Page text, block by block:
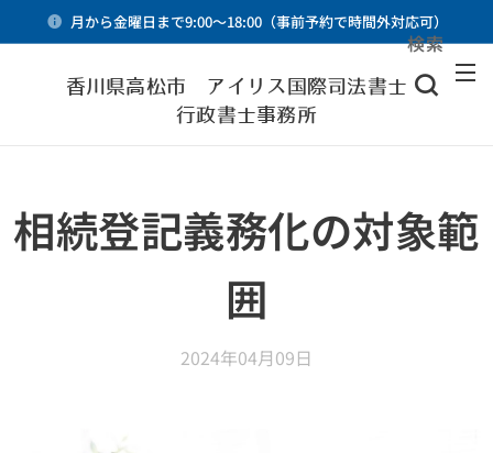
月から金曜日まで9:00～18:00（事前予約で時間外対応可）
香川県高松市 アイリス国際司法書士・
行政書士事務所
検索
相続登記義務化の対象範
囲
2024年04月09日